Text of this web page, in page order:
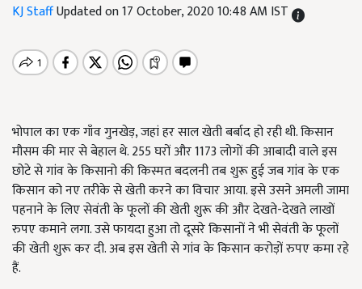
KJ StaffUpdated on 17 October, 2020 10:48 AM IST
भोपाल का एक गाँव गुनखेड़, जहां हर साल खेती बर्बाद हो रही थी. किसान
मौसम की मार से बेहाल थे. 255 घरों और 1173 लोगों की आबादी वाले इस
छोटे से गांव के किसानो की किस्मत बदलनी तब शुरू हुई जब गांव के एक
किसान को नए तरीके से खेती करने का विचार आया. इसे उसने अमली जामा
पहनाने के लिए सेवंती के फूलों की खेती शुरू की और देखते-देखते लाखों
रुपए कमाने लगा. उसे फायदा हुआ तो दूसरे किसानों ने भी सेवंती के फूलों
की खेती शुरू कर दी. अब इस खेती से गांव के किसान करोड़ों रुपए कमा रहे
हैं.